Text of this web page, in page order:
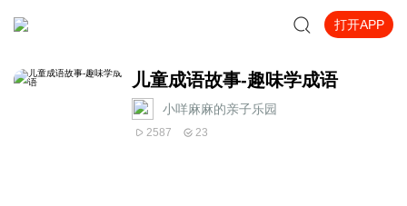
打开APP
儿童成语故事-趣味学成语
小咩麻麻的亲子乐园
2587 23